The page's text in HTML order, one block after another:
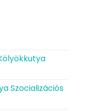
Szocializációs